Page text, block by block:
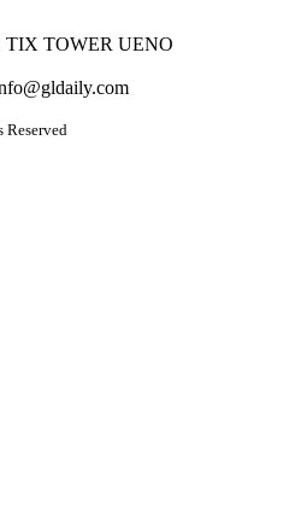
TOWER UENO